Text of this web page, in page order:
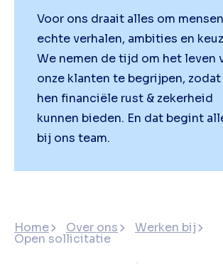
Voor ons draait alles om
echte verhalen, ambities en
We nemen de tijd om het leven
onze klanten te begrijpen, zodat
hen financiële rust & zekerheid
kunnen bieden. En dat begint
bij ons team.
Home Over ons Werken bij
Open sollicitatie